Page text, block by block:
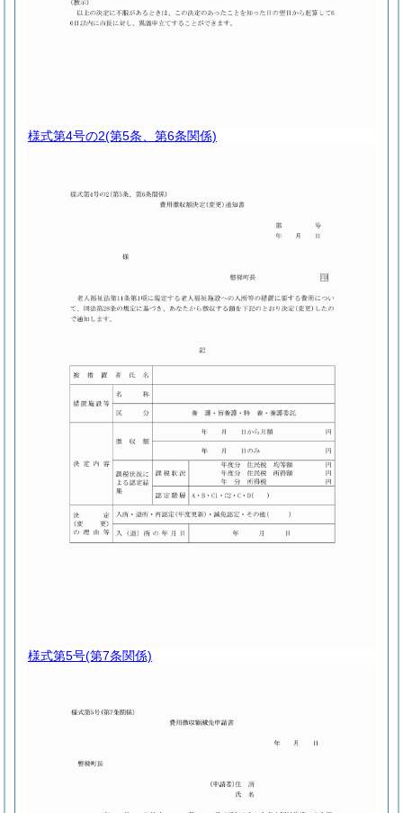
様式第4号の2(第5条、第6条関係)
様式第5号(第7条関係)